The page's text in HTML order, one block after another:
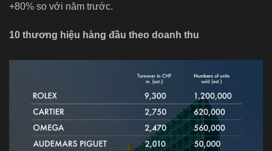
+80% so với năm trước.
10 thương hiệu hàng đầu theo doanh thu